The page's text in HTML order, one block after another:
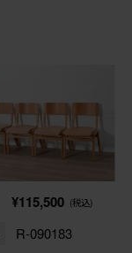
¥115,500 (税込)
R-090183